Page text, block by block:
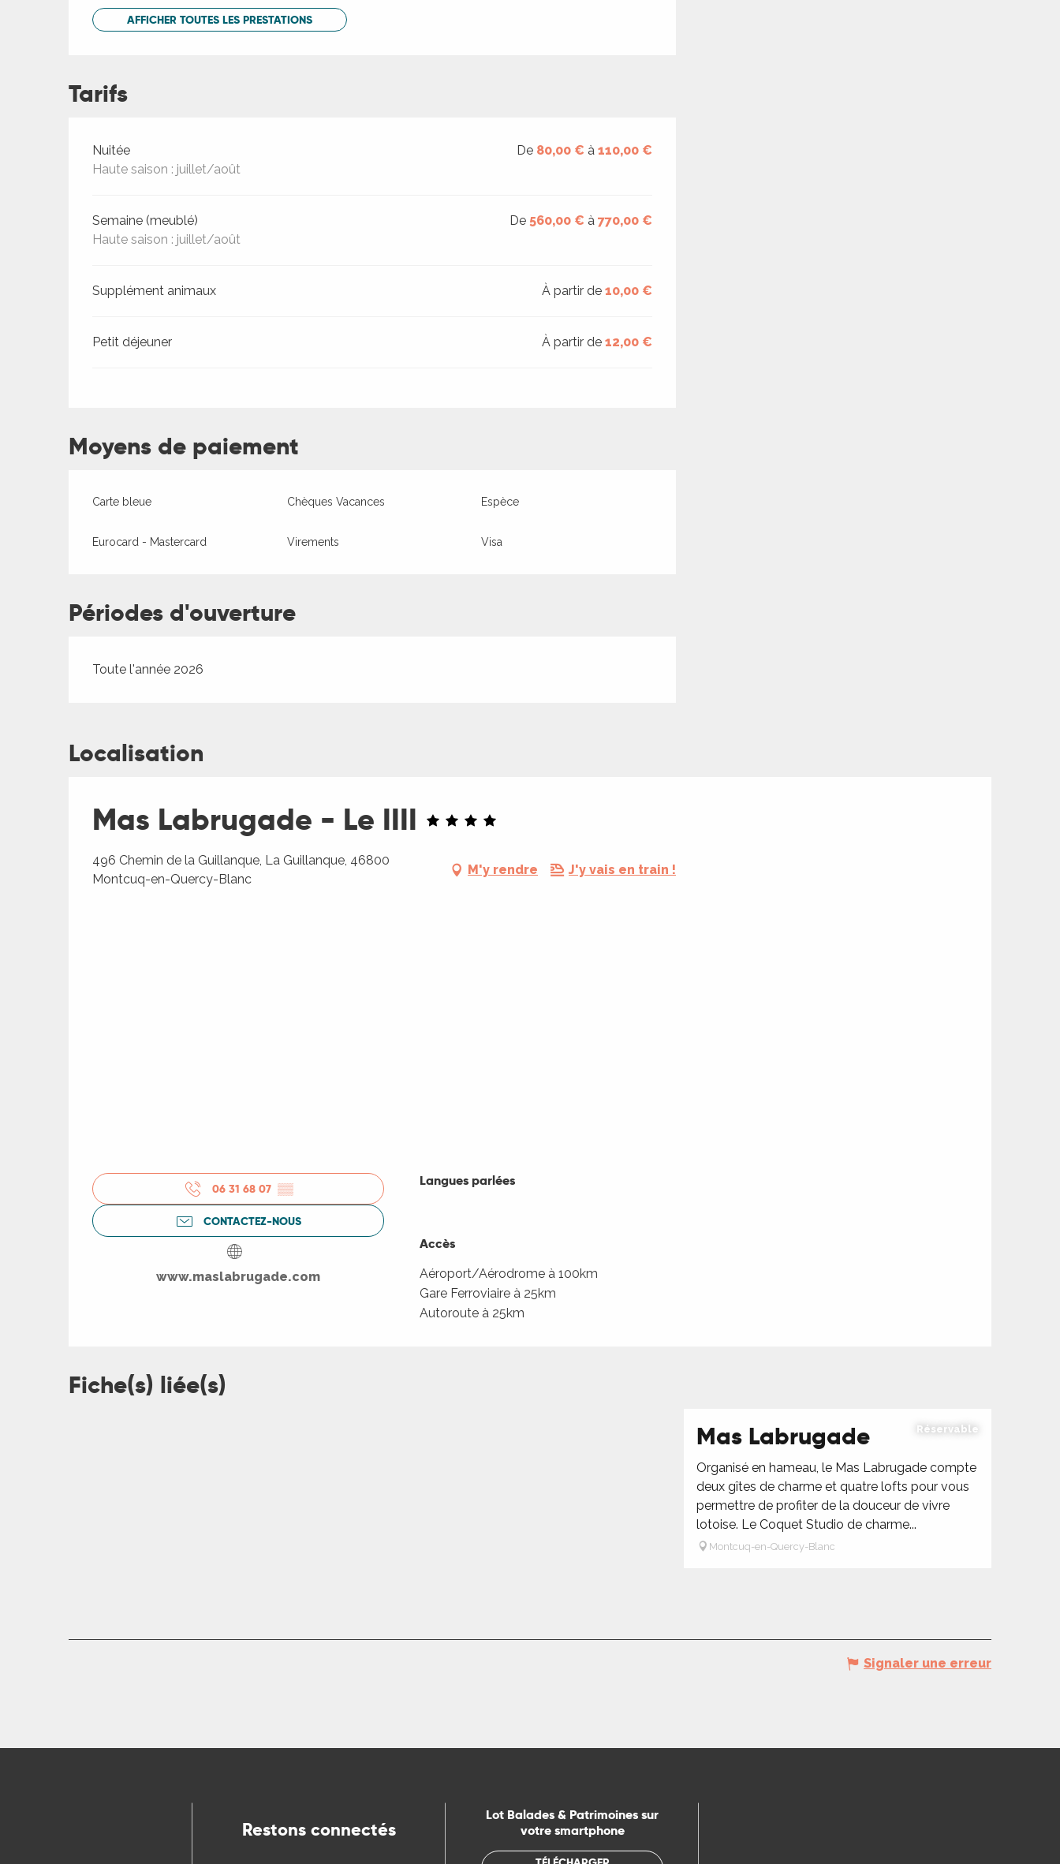
AFFICHER TOUTES LES PRESTATIONS
Tarifs
Tarifs 2026
Nuitée
Haute saison : juillet/août
De 80,00 € à110,00 €
Semaine (meublé)
Haute saison : juillet/août
De 560,00 € à770,00 €
Supplément animaux À partir de10,00 €
Petit déjeuner À partir de12,00 €
Moyens de paiement
Carte bleue Chèques Vacances Espèce
Eurocard - Mastercard Virements Visa
Périodes d'ouverture
Toute l'année 2026
Localisation
Mas Labrugade - Le IIII
496 Chemin de la Guillanque, La Guillanque, 46800
Montcuq-en-Quercy-Blanc
M'y rendre J'y vais en train !
06 31 68 07 ▒▒
CONTACTEZ-NOUS
www.maslabrugade.com
Langues parlées
Langues parlées
Accès
Accès
Aéroport/Aérodrome à 100km
Gare Ferroviaire à 25km
Autoroute à 25km
Fiche(s) liée(s)
Mas Labrugade
Organisé en hameau, le Mas Labrugade compte
deux gîtes de charme et quatre lofts pour vous
permettre de profiter de la douceur de vivre
lotoise. Le Coquet Studio de charme...
Montcuq-en-Quercy-Blanc
Réservable
Signaler une erreur
Restons connectés
Lot Balades & Patrimoines sur
votre smartphone